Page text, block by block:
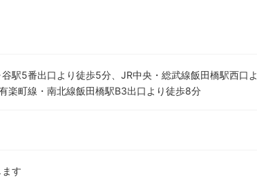
駅5番出口より徒歩5分、JR中央・総武線飯田橋駅西口よ
楽町線・南北線飯田橋駅B3出口より徒歩8分
す